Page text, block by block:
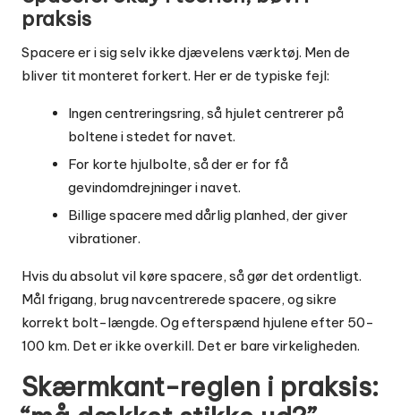
praksis
Spacere er i sig selv ikke djævelens værktøj. Men de
bliver tit monteret forkert. Her er de typiske fejl:
Ingen centreringsring, så hjulet centrerer på
boltene i stedet for navet.
For korte hjulbolte, så der er for få
gevindomdrejninger i navet.
Billige spacere med dårlig planhed, der giver
vibrationer.
Hvis du absolut vil køre spacere, så gør det ordentligt.
Mål frigang, brug navcentrerede spacere, og sikre
korrekt bolt-længde. Og efterspænd hjulene efter 50-
100 km. Det er ikke overkill. Det er bare virkeligheden.
Skærmkant-reglen i praksis: